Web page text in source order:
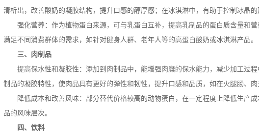
清析出，改善酸奶的凝胶结构，提升口感的醇厚感；在冰淇淋中，有助于控制冰晶
强化营养：作为植物蛋白来源，可与乳蛋白互补，提高乳制品的蛋白质含量和
满足不同消费群体的需求，如针对健身人群、老年人等的高蛋白酸奶或冰淇淋产品。
三、肉制品
提高保水性和凝胶性：添加到肉制品中，能增强肉糜的保水能力，减少加工过
制品的凝胶特性，使肉品具有更好的弹性和韧性，提升口感和品质，如在火腿肠、肉
降低成本和改善风味：部分替代价格较高的动物蛋白，在一定程度上降低生产
品的风味层次。
四、饮料